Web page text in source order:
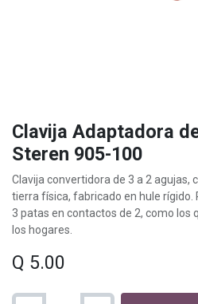
Clavija Adaptadora
Steren 905-100
Clavija convertidora de 3 a 2 agujas,
tierra física, fabricado en hule
3 patas en contactos de 2, como los
los hogares.
Q 5.00